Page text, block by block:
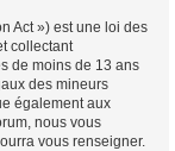
Act ») est une loi des
collectant
de moins de 13 ans
des mineurs
également aux
nous vous
vous renseigner.